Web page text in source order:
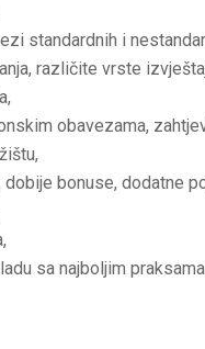
standardnih i
različite vrste
obavezama,
bonuse, dodatne
sa najboljim